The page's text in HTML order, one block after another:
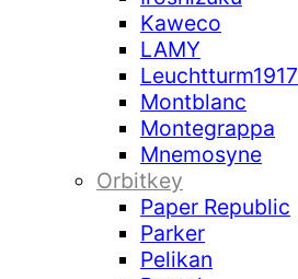
Kaweco
LAMY
Leuchtturm1917
Montblanc
Montegrappa
Mnemosyne
Orbitkey
Paper Republic
Parker
Pelikan